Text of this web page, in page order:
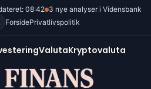
08:42 3 nye analyser i Vidensbank
ForsidePrivatlivspolitik
ValutaKryptovaluta